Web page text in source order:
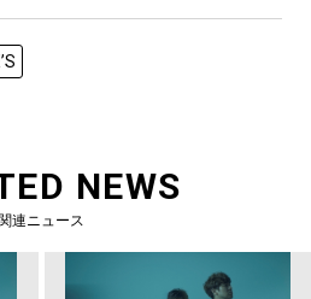
NEWS
関連ニュース